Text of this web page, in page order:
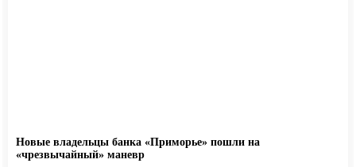
Новые владельцы банка «Приморье» пошли на
«чрезвычайный» маневр